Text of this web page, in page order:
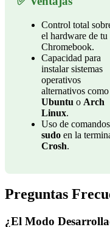
Control total
el hardware de tu
Chromebook.
Capacidad para
instalar sistemas
operativos
alternativos como
Ubuntu o Arch
Linux.
Uso de comandos
sudo en la
Crosh.
Preguntas
¿El Modo